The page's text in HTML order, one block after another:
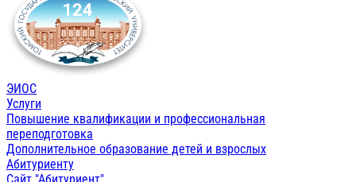
ЭИОС
Услуги
Повышение квалификации и профессиональная
переподготовка
Дополнительное образование детей и взрослых
Абитуриенту